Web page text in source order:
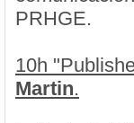
PRHGE.
10h
Martin.